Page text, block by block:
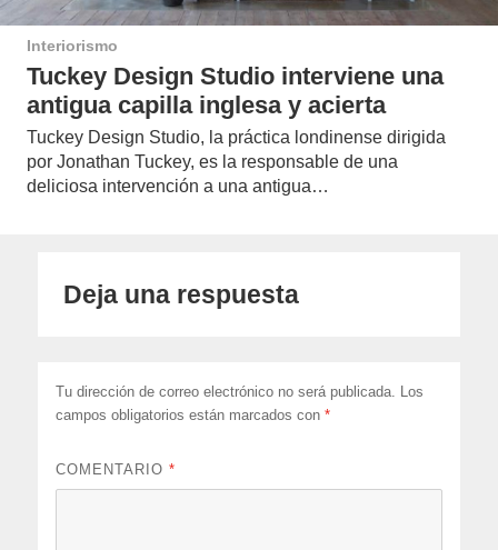
Interiorismo
Tuckey Design Studio interviene una
antigua capilla inglesa y acierta
Tuckey Design Studio, la práctica londinense dirigida
por Jonathan Tuckey, es la responsable de una
deliciosa intervención a una antigua…
Deja una respuesta
Tu dirección de correo electrónico no será publicada. Los
campos obligatorios están marcados con*
COMENTARIO*